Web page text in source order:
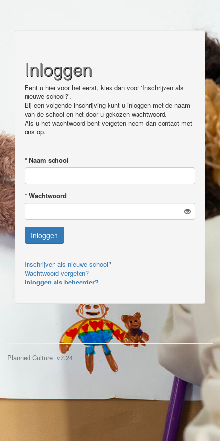
Inloggen
Bent u hier voor het eerst, kies dan voor ‘Inschrijven als
nieuwe school?’.
Bij een volgende inschrijving kunt u inloggen met de naam
van de school en het door u gekozen wachtwoord.
Als u het wachtwoord bent vergeten neem dan contact met
ons op.
* Naam school
* Wachtwoord
Inschrijven als nieuwe school?
Wachtwoord vergeten?
Inloggen als beheerder?
Planned Culture v7.24